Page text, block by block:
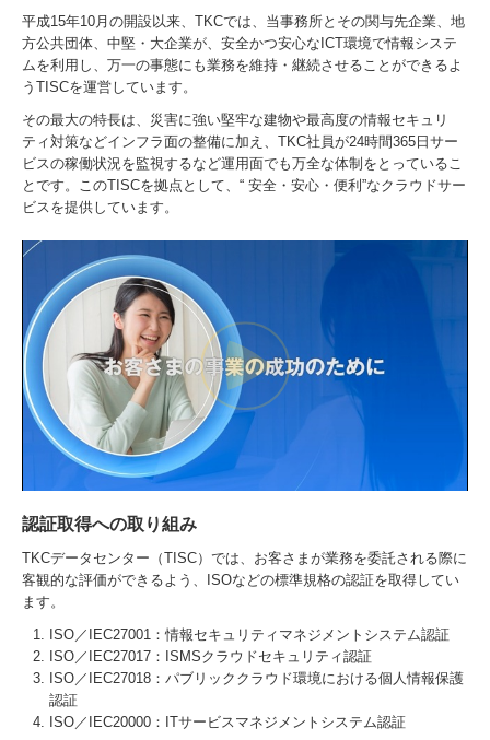
平成15年10月の開設以来、TKCでは、当事務所とその関与先企業、地
方公共団体、中堅・大企業が、安全かつ安心なICT環境で情報システ
ムを利用し、万一の事態にも業務を維持・継続させることができるよ
うTISCを運営しています。
その最大の特長は、災害に強い堅牢な建物や最高度の情報セキュリ
ティ対策などインフラ面の整備に加え、TKC社員が24時間365日サー
ビスの稼働状況を監視するなど運用面でも万全な体制をとっているこ
とです。このTISCを拠点として、“ 安全・安心・便利”なクラウドサー
ビスを提供しています。
認証取得への取り組み
TKCデータセンター（TISC）では、お客さまが業務を委託される際に
客観的な評価ができるよう、ISOなどの標準規格の認証を取得してい
ます。
ISO／IEC27001：情報セキュリティマネジメントシステム認証
ISO／IEC27017：ISMSクラウドセキュリティ認証
ISO／IEC27018：パブリッククラウド環境における個人情報保護
認証
ISO／IEC20000：ITサービスマネジメントシステム認証